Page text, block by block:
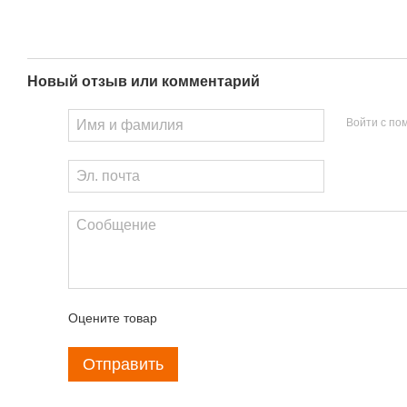
Новый отзыв или комментарий
Войти с
Оцените товар
Отправить